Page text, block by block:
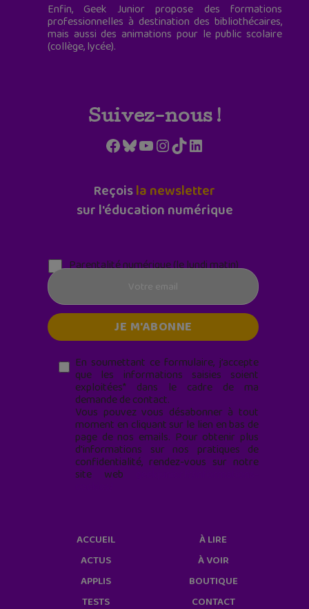
Enfin, Geek Junior propose des formations
professionnelles à destination des bibliothécaires,
mais aussi des animations pour le public scolaire
(collège, lycée).
Suivez-nous !
Facebook
Bluesky
YouTube
Instagram
TikTokLinkedIn
Reçoisla newsletter
sur l'éducation numérique
Parentalité numérique (le lundi matin)
En soumettant ce formulaire, j’accepte
que les informations saisies soient
exploitées* dans le cadre de ma
demande de contact.
Vous pouvez vous désabonner à tout
moment en cliquant sur le lien en bas de
page de nos emails. Pour obtenir plus
d'informations sur nos pratiques de
confidentialité, rendez-vous sur notre
site web
ACCUEIL
ACTUS
APPLIS
TESTS
À LIRE
À VOIR
BOUTIQUE
CONTACT